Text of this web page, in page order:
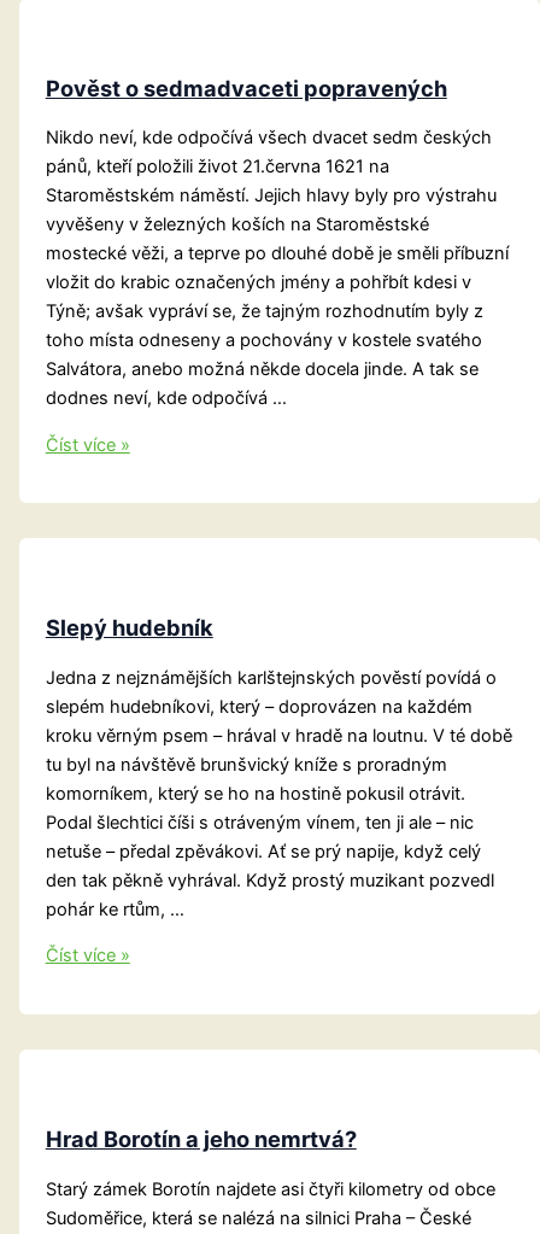
Pověst o sedmadvaceti popravených
Nikdo neví, kde odpočívá všech dvacet sedm českých
pánů, kteří položili život 21.června 1621 na
Staroměstském náměstí. Jejich hlavy byly pro výstrahu
vyvěšeny v železných koších na Staroměstské
mostecké věži, a teprve po dlouhé době je směli příbuzní
vložit do krabic označených jmény a pohřbít kdesi v
Týně; avšak vypráví se, že tajným rozhodnutím byly z
toho místa odneseny a pochovány v kostele svatého
Salvátora, anebo možná někde docela jinde. A tak se
dodnes neví, kde odpočívá …
Pověst
sedmadvaceti
Číst více »
Slepý hudebník
Jedna z nejznámějších karlštejnských pověstí povídá o
slepém hudebníkovi, který – doprovázen na každém
kroku věrným psem – hrával v hradě na loutnu. V té době
tu byl na návštěvě brunšvický kníže s proradným
komorníkem, který se ho na hostině pokusil otrávit.
Podal šlechtici číši s otráveným vínem, ten ji ale – nic
netuše – předal zpěvákovi. Ať se prý napije, když celý
den tak pěkně vyhrával. Když prostý muzikant pozvedl
pohár ke rtům, …
Slepý
Číst více »
Hrad Borotín a jeho nemrtvá?
Starý zámek Borotín najdete asi čtyři kilometry od obce
Sudoměřice, která se nalézá na silnici Praha – České